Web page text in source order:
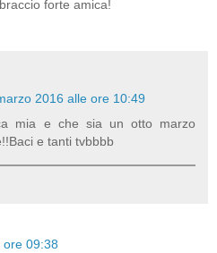
forte amica!
2016 alle ore 10:49
mia e che sia un otto marzo
e tanti tvbbbb
09:38